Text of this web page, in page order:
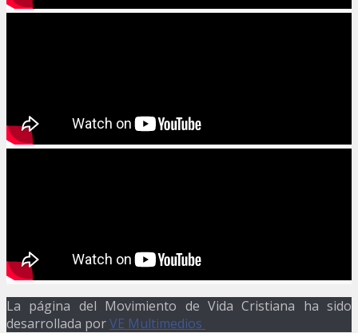
La página del Movimiento de Vida Cristiana ha sido
desarrollada porVE Multimedios